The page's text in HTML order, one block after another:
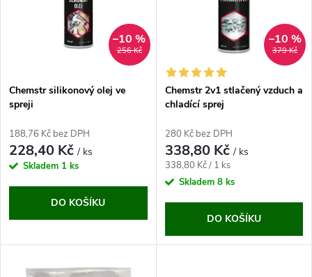
p
r
o
u
s
p
r
o
d
u
256 Kč
–10 %
Chemstr silikonový olej ve
spreji
188,76 Kč bez DPH
228,40 Kč/ ks
Skladem 1 ks
DO KOŠÍKU
379 Kč
–10 %
Chemstr 2v1 stlačený vzduch a
chladící sprej
280 Kč bez DPH
338,80 Kč/ ks
Měrná
cena:
338,80 Kč / 1 ks
Skladem 8 ks
DO KOŠÍKU